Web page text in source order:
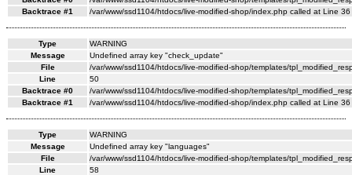
Backtrace #1
/var/www/ssd1104/htdocs/live-modified-shop/index.php called at Line 36
Type
WARNING
Message
Undefined array key "check_update"
File
/var/www/ssd1104/htdocs/live-modified-shop/templates/
Line
50
Backtrace #0
/var/www/ssd1104/htdocs/live-modified-shop/templates/
Backtrace #1
/var/www/ssd1104/htdocs/live-modified-shop/index.php called at Line 36
Type
WARNING
Message
Undefined array key "languages"
File
/var/www/ssd1104/htdocs/live-modified-shop/templates/
Line
58